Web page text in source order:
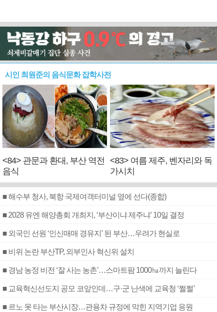
시인 최원준의 음식문화 잡학사전
<84> 관문과 환대, 부산 역전
음식
<83> 여름 제주, 벤자리와 독
가시치
■ 해수부 청사, 북항 국제여객터미널 옆에 선다(종합)
■ 2028 유엔 해양총회 개최지, ‘부산이냐 제주냐’ 10일 결정
■ 외국인 선원 ‘인신매매 경유지’ 된 부산…우려가 현실로
■ 비위 논란 부산TP, 외부인사 혁신위 설치
■ 경남 농정 비전 ‘잘 사는 농촌’…스마트팜 1000㏊까지 늘린다
■ 교육혁신선도지 공모 코앞인데…구·군 난색에 교육청 ‘쩔쩔’
■ 르노 못 타는 부산시장…관용차 규정에 막힌 지역기업 응원